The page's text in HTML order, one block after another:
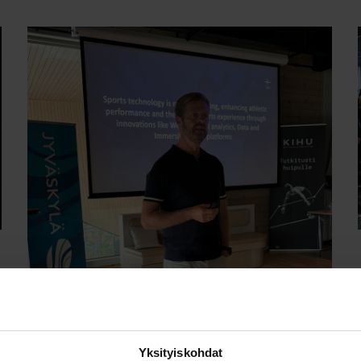
Yksityiskohdat